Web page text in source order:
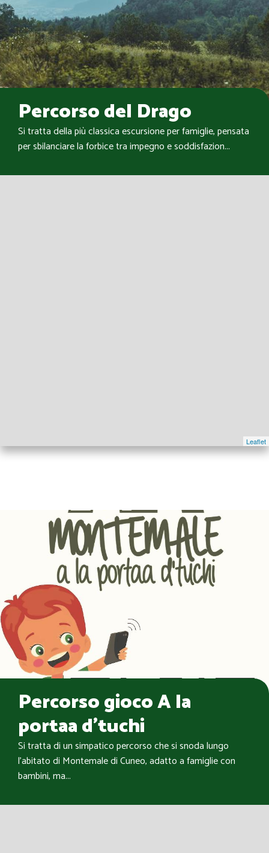
Percorso del Drago
Si tratta della più classica escursione per famiglie, pensata
per sbilanciare la forbice tra impegno e soddisfazion...
Leaflet
Percorso gioco A la
portaa d'tuchi
Si tratta di un simpatico percorso che si snoda lungo
l’abitato di Montemale di Cuneo, adatto a famiglie con
bambini, ma...